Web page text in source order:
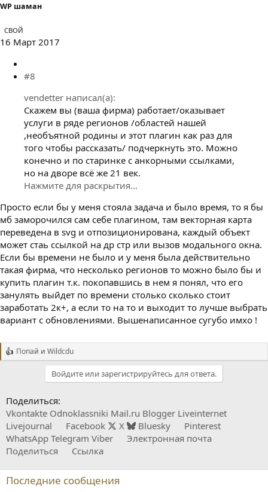
WP шаман
СВОЙ
16 Март 2017
#8
vendetter написал(а):
Скажем вы (ваша фирма) работает/оказывает
услуги в ряде регионов /областей нашей
,необъятной родины и этот плагин как раз для
того чтобы рассказать/ подчеркнуть это. Можно
конечно и по старинке с анкорными ссылками,
но на дворе всё же 21 век.
Нажмите для раскрытия...
Просто если бы у меня стояла задача и было время, то я бы
мб заморочился сам себе плагином, там векторная карта
переведена в svg и отпозиционирована, каждый объект
может стаь ссылкой на др стр или вызов модального окна.
Если бы времени не было и у меня была действительно
такая фирма, что несколько регионов то можно было бы и
купить плагин т.к. покопавшись в нем я понял, что его
занулять выйдет по времени столько сколько стоит
заработать 2к+, а если то на то и выходит то лучше выбрать
вариант с обновлениями. Вышенаписанное сугубо имхо !
Р
и
и
Попай и Wildcdu
Войдите или зарегистрируйтесь для ответа.
Поделиться:
Vkontakte Odnoklassniki Mail.ru Blogger Liveinternet
Livejournal
Facebook X Bluesky
Pinterest
WhatsApp Telegram Viber
Электронная почта
Поделиться
Ссылка
Последние сообщения